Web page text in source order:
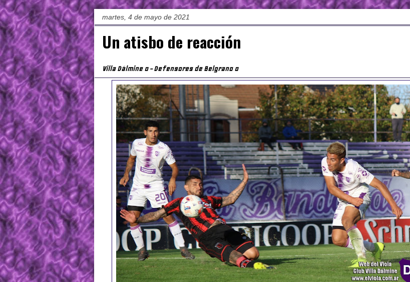
martes, 4 de mayo de 2021
Un atisbo de reacción
Villa Dálmine 0 - Defensores de Belgrano 0